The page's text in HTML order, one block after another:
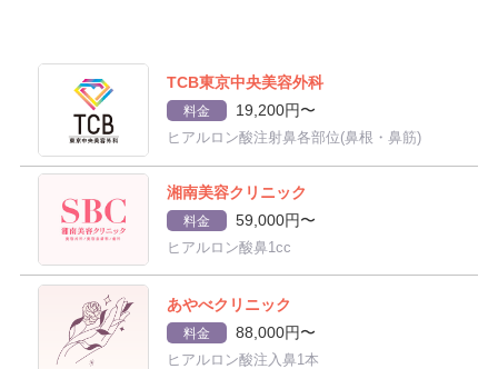
TCB東京中央美容外科
料金 19,200円〜
ヒアルロン酸注射鼻各部位(鼻根・鼻筋)
湘南美容クリニック
料金 59,000円〜
ヒアルロン酸鼻1cc
あやべクリニック
料金 88,000円〜
ヒアルロン酸注入鼻1本